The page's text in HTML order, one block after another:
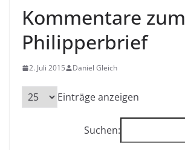
Kommentare zum
Philipperbrief
2. Juli 2015 Daniel Gleich
Einträge anzeigen
Suchen: